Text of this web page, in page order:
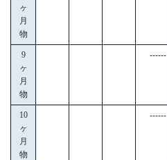
ヶ
月
物
9
ヶ
月
物
------
10
ヶ
月
物
------